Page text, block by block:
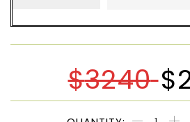
$3240 $